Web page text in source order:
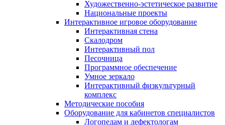
Художественно-эстетическое развитие
Национальные проекты
Интерактивное игровое оборудование
Интерактивная стена
Скалодром
Интерактивный пол
Песочница
Программное обеспечение
Умное зеркало
Интерактивный физкультурный
комплекс
Методические пособия
Оборудование для кабинетов специалистов
Логопедам и дефектологам